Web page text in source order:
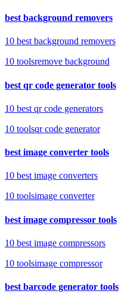
best background removers
10 best background removers
10 toolsremove background
best qr code generator tools
10 best qr code generators
10 toolsqr code generator
best image converter tools
10 best image converters
10 toolsimage converter
best image compressor tools
10 best image compressors
10 toolsimage compressor
best barcode generator tools